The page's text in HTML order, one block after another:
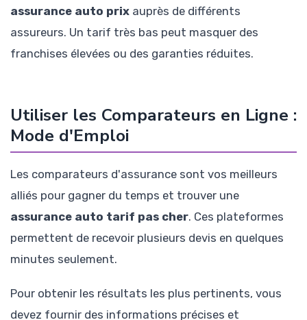
assurance auto prix auprès de différents
assureurs. Un tarif très bas peut masquer des
franchises élevées ou des garanties réduites.
Utiliser les Comparateurs en Ligne :
Mode d'Emploi
Les comparateurs d'assurance sont vos meilleurs
alliés pour gagner du temps et trouver une
assurance auto tarif pas cher. Ces plateformes
permettent de recevoir plusieurs devis en quelques
minutes seulement.
Pour obtenir les résultats les plus pertinents, vous
devez fournir des informations précises et